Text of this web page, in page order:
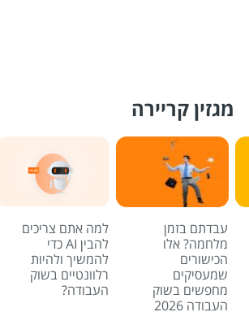
מגזין קריירה
עבדתם בזמן
מלחמה? אלו
הכישורים
שמעסיקים
מחפשים בשוק
העבודה 2026
למה אתם צריכים
להבין AI כדי
להמשיך ולהיות
רלוונטיים בשוק
העבודה?